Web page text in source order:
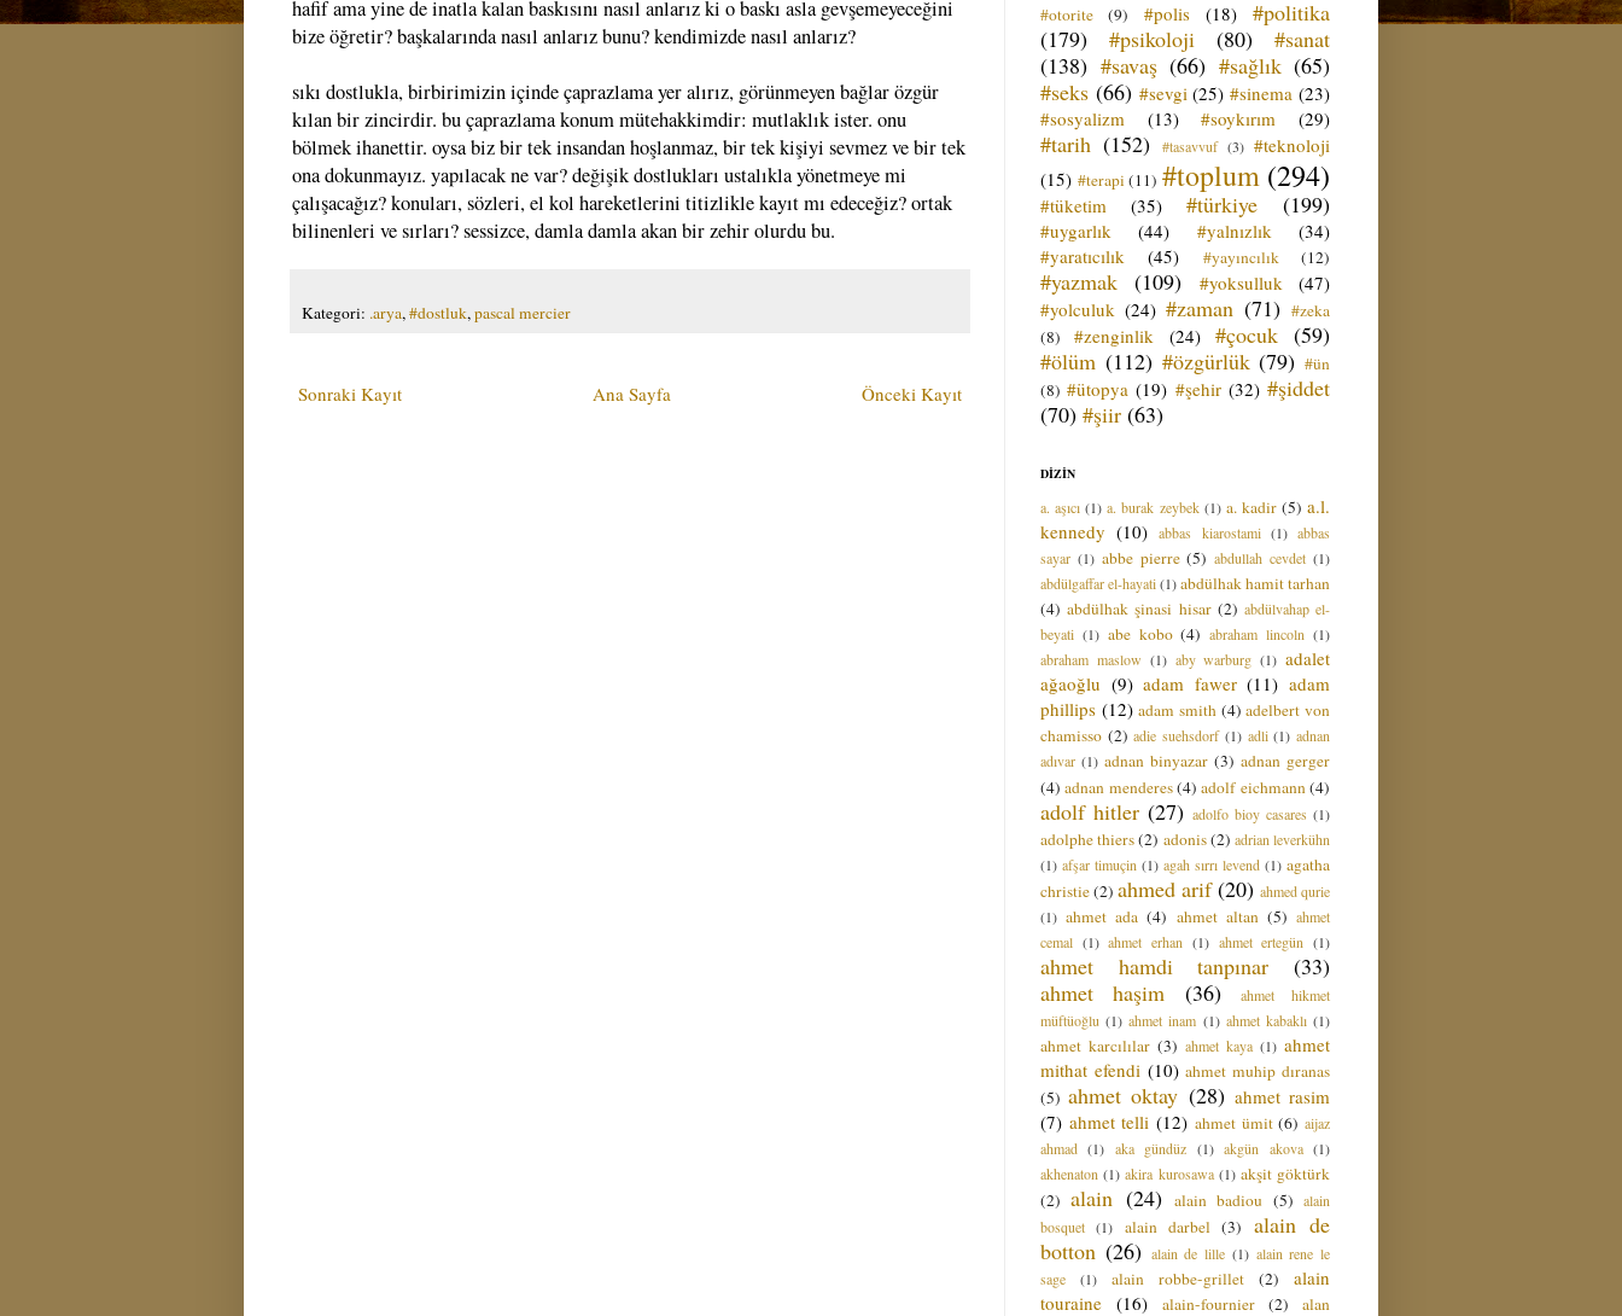
hafif ama yine de inatla kalan baskısını nasıl anlarız ki o baskı asla gevşemeyeceğini
bize öğretir? başkalarında nasıl anlarız bunu? kendimizde nasıl anlarız?
sıkı dostlukla, birbirimizin içinde çaprazlama yer alırız, görünmeyen bağlar özgür
kılan bir zincirdir. bu çaprazlama konum mütehakkimdir: mutlaklık ister. onu
bölmek ihanettir. oysa biz bir tek insandan hoşlanmaz, bir tek kişiyi sevmez ve bir tek
ona dokunmayız. yapılacak ne var? değişik dostlukları ustalıkla yönetmeye mi
çalışacağız? konuları, sözleri, el kol hareketlerini titizlikle kayıt mı edeceğiz? ortak
bilinenleri ve sırları? sessizce, damla damla akan bir zehir olurdu bu.
Kategori: .arya,#dostluk,pascal mercier
Sonraki Kayıt Önceki Kayıt
Ana Sayfa
#otorite (9) #polis (18)
#politika
(179)
#psikoloji (80)
#sanat
(138) #savaş (66) #sağlık (65)
#seks (66) #sevgi (25) #sinema (23)
#sosyalizm
(13) #soykırım (29)
#tarih (152) #tasavvuf (3) #teknoloji
(15) #terapi (11) #toplum (294)
#tüketim (35) #türkiye (199)
#uygarlık (44) #yalnızlık
(34)
#yaratıcılık
(45) #yayıncılık (12)
#yazmak (109) #yoksulluk
(47)
#yolculuk (24) #zaman (71) #zeka
(8)
#zenginlik (24) #çocuk (59)
#ölüm (112) #özgürlük (79) #ün
(8) #ütopya (19) #şehir (32) #şiddet
(70) #şiir (63)
DİZİN
a. aşıcı (1) a. burak zeybek (1) a. kadir (5) a.l.
kennedy (10) abbas kiarostami (1) abbas
sayar (1) abbe pierre (5) abdullah cevdet (1)
abdülgaffar el-hayati(1)abdülhak hamit tarhan
(4) abdülhak şinasi hisar (2) abdülvahap el-
beyati (1) abe kobo (4) abraham lincoln (1)
abraham maslow (1) aby warburg (1) adalet
ağaoğlu (9) adam fawer (11) adam
phillips (12) adam smith (4) adelbert von
chamisso (2) adie suehsdorf (1) adli (1) adnan
adıvar (1) adnan binyazar (3) adnan gerger
(4) adnan menderes(4) adolf eichmann (4)
adolf hitler (27) adolfo bioy casares (1)
adolphe thiers(2) adonis(2) adrian leverkühn
(1) afşar timuçin (1) agah sırrı levend (1) agatha
christie(2) ahmed arif (20) ahmed qurie
(1) ahmet ada (4) ahmet altan (5) ahmet
cemal (1) ahmet erhan (1) ahmet ertegün (1)
ahmet hamdi tanpınar
(33)
ahmet haşim
(36)
ahmet hikmet
müftüoğlu (1) ahmet inam (1) ahmet kabaklı (1)
ahmet karcılılar (3) ahmet kaya (1) ahmet
mithat efendi (10) ahmet muhip dıranas
(5) ahmet oktay (28) ahmet rasim
(7) ahmet telli (12) ahmet ümit (6) aijaz
ahmad (1) aka gündüz (1) akgün akova (1)
akhenaton (1) akira kurosawa (1) akşit göktürk
(2) alain (24) alain badiou (5) alain
bosquet (1) alain darbel (3)
alain de
botton (26) alain de lille (1) alain rene le
sage
(1) alain robbe-grillet (2)
alain
touraine (16) alain-fournier (2)
alan